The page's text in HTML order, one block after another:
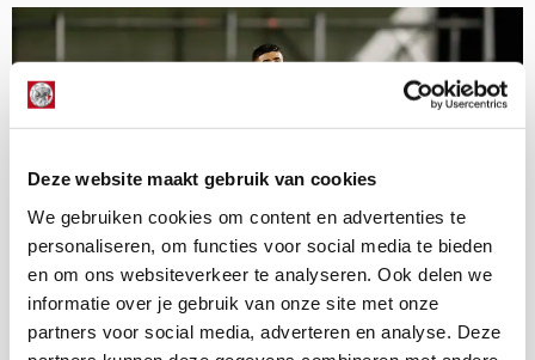
Deze website maakt gebruik van cookies
We gebruiken cookies om content en advertenties te
personaliseren, om functies voor social media te bieden
en om ons websiteverkeer te analyseren. Ook delen we
informatie over je gebruik van onze site met onze
partners voor social media, adverteren en analyse. Deze